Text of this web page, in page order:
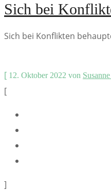
Sich bei
Sich bei Konflikten
[ 12. Oktober 2022 von
[
]